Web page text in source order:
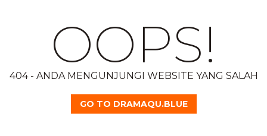
OOPS!
404 - ANDA MENGUNJUNGI WEBSITE YANG SALAH
GO TO DRAMAQU.BLUE